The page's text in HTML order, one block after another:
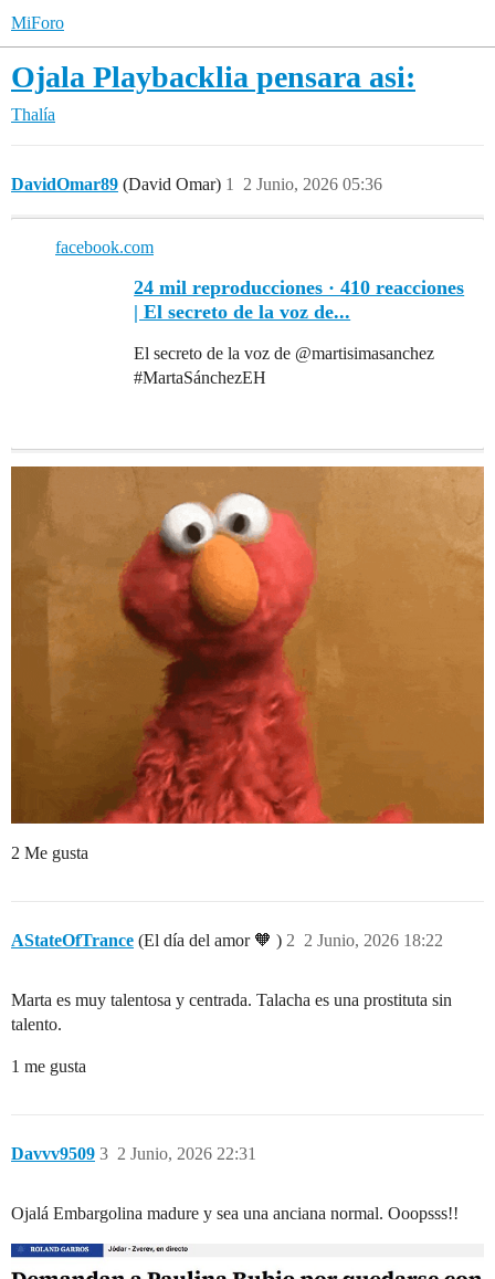
MiForo
Ojala Playbacklia pensara asi:
Thalía
DavidOmar89 (David Omar) 2 Junio, 2026 05:36
1
facebook.com
24 mil reproducciones · 410 reacciones
| El secreto de la voz de...
El secreto de la voz de @martisimasanchez
#MartaSánchezEH
2 Me gusta
AStateOfTrance (El día del amor 🧡 ) 2 Junio, 2026 18:22
2
Marta es muy talentosa y centrada. Talacha es una prostituta sin
talento.
1 me gusta
Davvv9509 2 Junio, 2026 22:31
3
Ojalá Embargolina madure y sea una anciana normal. Ooopsss!!